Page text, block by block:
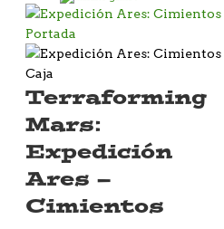
Terraforming
Mars:
Expedición
Ares –
Cimientos